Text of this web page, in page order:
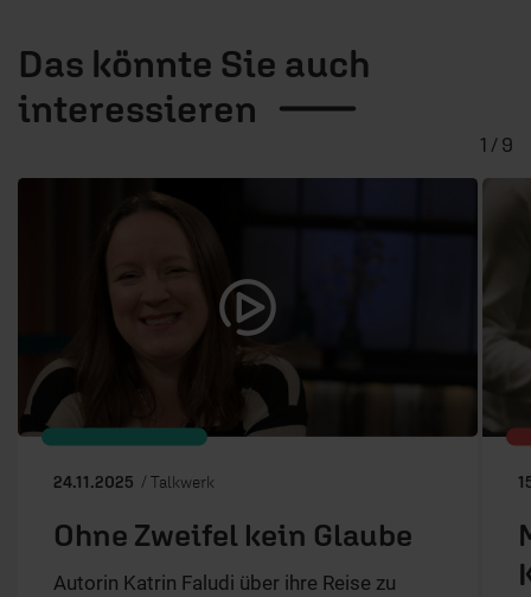
Das könnte Sie auch
interessieren
24.11.2025 / Talkwerk
Ohne Zweifel kein Glaube
Autorin Katrin Faludi über ihre Reise zu
1 / 9